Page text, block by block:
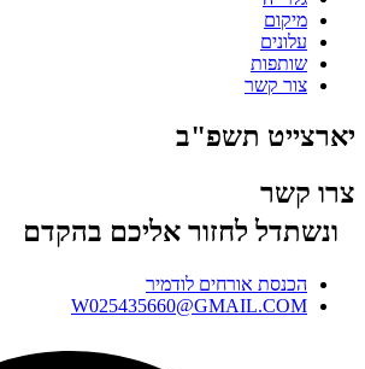
מיקום
עלונים
שותפות
צור קשר
יארצייט תשפ"ב
צרו קשר
ונשתדל לחזור אליכם בהקדם
הכנסת אורחים לודמיר
W025435660@GMAIL.COM